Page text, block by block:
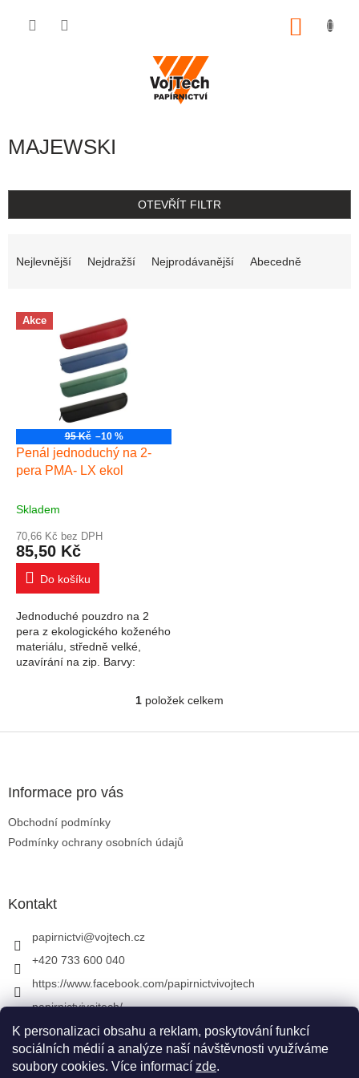
K personalizaci obsahu a reklam, poskytování funkcí
sociálních médií a analýze naší návštěvnosti využíváme
soubory cookies. Více informací zde.
MAJEWSKI
OTEVŘÍT FILTR
Nejlevnější Nejdražší Nejprodávanější Abecedně
Výpis produktů
Akce
95 Kč –10 %
Penál jednoduchý na 2-
pera PMA- LX ekol
Skladem
70,66 Kč bez DPH
85,50 Kč
Do košíku
Jednoduché pouzdro na 2
pera z ekologického koženého
materiálu, středně velké,
uzavírání na zip. Barvy:
Ovládací prvky výpisu
1 položek celkem
Informace pro vás
Obchodní podmínky
Podmínky ochrany osobních údajů
Kontakt
papirnictvi@vojtech.cz
+420 733 600 040
https://www.facebook.com/papirnictvivojtech
papirnictvivojtech/
+420 733 600 040